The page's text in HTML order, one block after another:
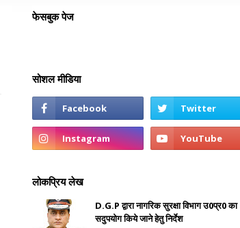
फेसबुक पेज
सोशल मीडिया
लोकप्रिय लेख
D.G.P द्वारा नागरिक सुरक्षा विभाग उ0प्र0 का
सदुपयोग किये जाने हेतु निर्देश